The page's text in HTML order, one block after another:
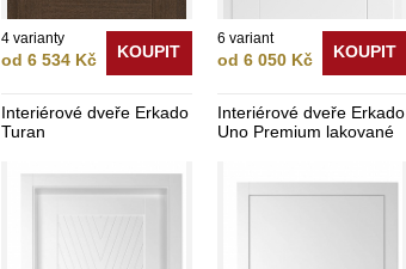
4 varianty
od 6 534 Kč KOUPIT
6 variant
od 6 050 Kč KOUPIT
Interiérové dveře Erkado
Turan
Interiérové dveře Erkado
Uno Premium lakované